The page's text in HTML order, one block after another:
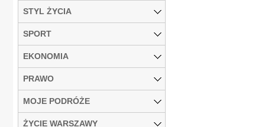
STYL ŻYCIA
SPORT
EKONOMIA
PRAWO
MOJE PODRÓŻE
ŻYCIE WARSZAWY